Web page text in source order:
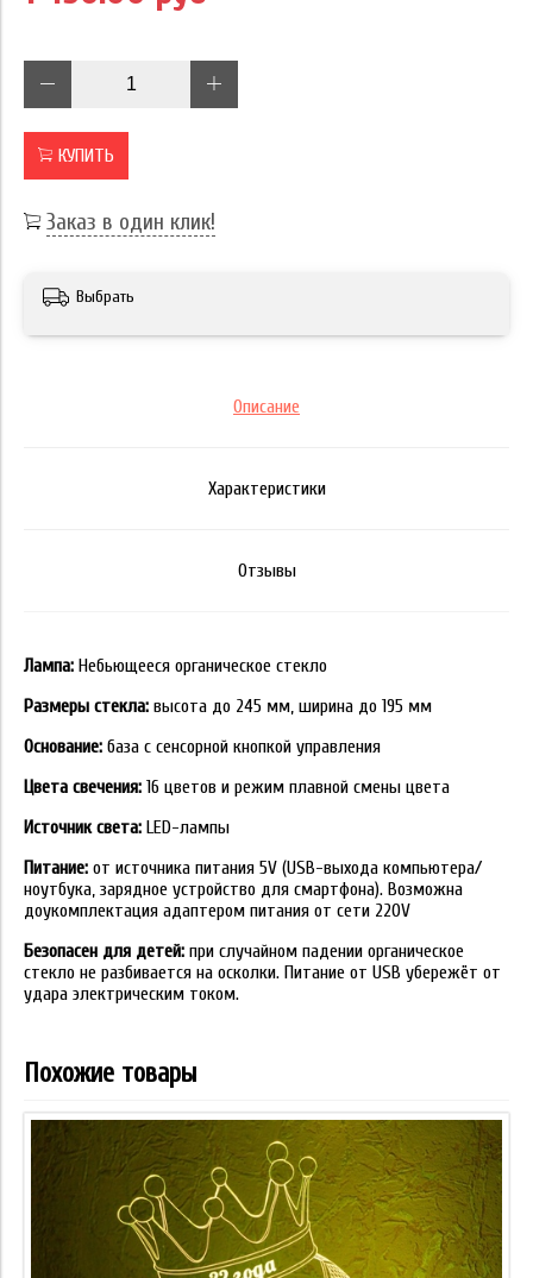
КУПИТЬ
Заказ в один клик!
Выбрать
Описание
Характеристики
Отзывы
Лампа: Небьющееся органическое стекло
Размеры стекла: высота до 245 мм, ширина до 195 мм
Основание: база с сенсорной кнопкой управления
Цвета свечения: 16 цветов и режим плавной смены цвета
Источник света: LED-лампы
Питание: от источника питания 5V (USB-выхода компьютера/
ноутбука, зарядное устройство для смартфона). Возможна
доукомплектация адаптером питания от сети 220V
Безопасен для детей: при случайном падении органическое
стекло не разбивается на осколки. Питание от USB убережёт от
удара электрическим током.
Похожие товары